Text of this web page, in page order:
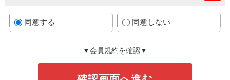
同意する 同意しない
▼会員規約を確認▼